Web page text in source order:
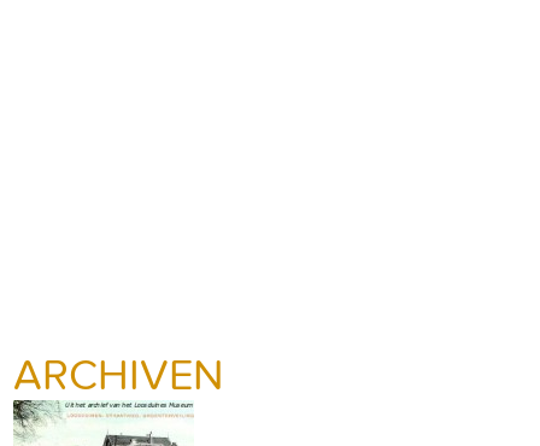
ARCHIVEN